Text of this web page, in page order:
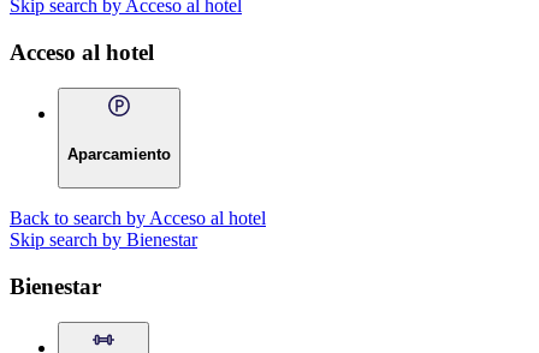
Skip search by Acceso al hotel
Acceso al hotel
Aparcamiento
Back to search by Acceso al hotel
Skip search by Bienestar
Bienestar